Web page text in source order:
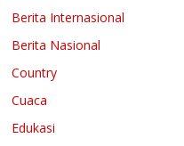
Berita Internasional
Berita Nasional
Country
Cuaca
Edukasi